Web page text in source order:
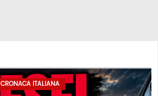
CRONACA ITALIANA